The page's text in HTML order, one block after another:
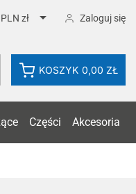
PLN zł  Zaloguj się
KOSZYK 0,00 ZŁ
Części Akcesoria